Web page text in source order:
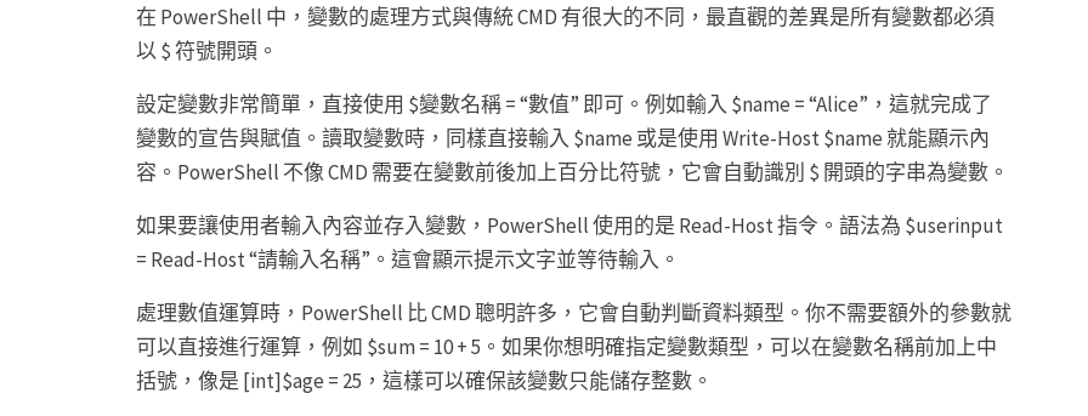
在 PowerShell 中，變數的處理方式與傳統 CMD 有很大的不同，最直觀的差異是所有變數都必須
以 $ 符號開頭。
設定變數非常簡單，直接使用 $變數名稱 = “數值” 即可。例如輸入 $name = “Alice”，這就完成了
變數的宣告與賦值。讀取變數時，同樣直接輸入 $name 或是使用 Write-Host $name 就能顯示內
容。PowerShell 不像 CMD 需要在變數前後加上百分比符號，它會自動識別 $ 開頭的字串為變數。
如果要讓使用者輸入內容並存入變數，PowerShell 使用的是 Read-Host 指令。語法為 $userinput
= Read-Host “請輸入名稱”。這會顯示提示文字並等待輸入。
處理數值運算時，PowerShell 比 CMD 聰明許多，它會自動判斷資料類型。你不需要額外的參數就
可以直接進行運算，例如 $sum = 10 + 5。如果你想明確指定變數類型，可以在變數名稱前加上中
括號，像是 [int]$age = 25，這樣可以確保該變數只能儲存整數。